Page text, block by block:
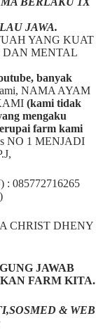
JAWA.
YANG KUAT
DAN MENTAL
banyak
NAMA AYAM
(kami tidak
mengaku
farm kami
NO 1 MENJADI
085772716265
CHRIST DHENY
JAWAB
FARM KITA.
& WEB